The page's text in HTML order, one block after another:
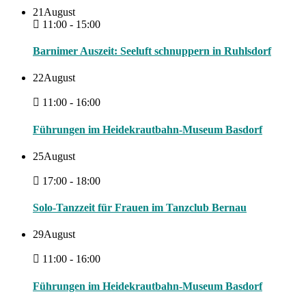
21 August
11:00 - 15:00
Barnimer Auszeit: Seeluft schnuppern in Ruhlsdorf
22August
11:00 - 16:00
Führungen im Heidekrautbahn-Museum Basdorf
25August
17:00 - 18:00
Solo-Tanzzeit für Frauen im Tanzclub Bernau
29August
11:00 - 16:00
Führungen im Heidekrautbahn-Museum Basdorf